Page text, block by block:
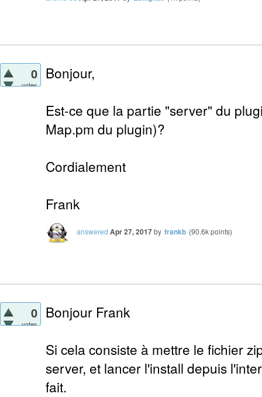
0
votes
Bonjour,
Est-ce que la partie "server" du
Map.pm du plugin)?
Cordialement
Frank
answered Apr 27, 2017by frankb (90.6kpoints)
0
votes
Bonjour Frank
Si cela consiste à mettre le fichier
server, et lancer l'install depuis
fait.